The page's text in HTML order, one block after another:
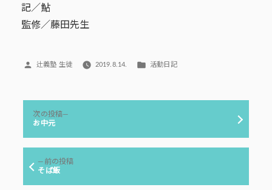
記／鮎
監修／藤田先生
投
辻義塾 生徒 2019.8.14.
カ
リ
活動日記
ナ
ー
前の投稿前
そば飯
次の投稿
お中元